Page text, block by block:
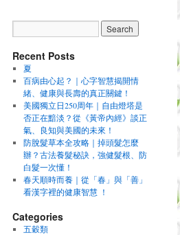
Recent Posts
夏
百病由心起？｜心字智慧揭開情
緒、健康與長壽的真正關鍵！
美國獨立日250周年｜自由燈塔是
否正在黯淡？從《黃帝內經》談正
氣、良知與美國的未來！
防脫髮草本全攻略｜掉頭髮怎麼
辦？古法養髮秘訣，強健髮根、防
白髮一次懂！
春天順時而養｜從「春」與「善」
看漢字裡的健康智慧 ！
Categories
五穀類